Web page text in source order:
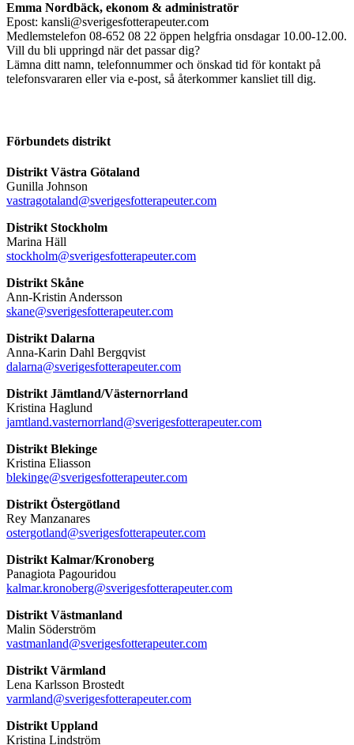
Emma Nordbäck, ekonom & administratör
Epost: kansli@sverigesfotterapeuter.com
Medlemstelefon 08-652 08 22 öppen helgfria onsdagar 10.00-12.00.
Vill du bli uppringd när det passar dig?
Lämna ditt namn, telefonnummer och önskad tid för kontakt på
telefonsvararen eller via e-post, så återkommer kansliet till dig.
Förbundets distrikt
Distrikt Västra Götaland
Gunilla Johnson
vastragotaland@sverigesfotterapeuter.com
Distrikt Stockholm
Marina Häll
stockholm@sverigesfotterapeuter.com
Distrikt Skåne
Ann-Kristin Andersson
skane@sverigesfotterapeuter.com
Distrikt Dalarna
Anna-Karin Dahl Bergqvist
dalarna@sverigesfotterapeuter.com
Distrikt Jämtland/Västernorrland
Kristina Haglund
jamtland.vasternorrland@sverigesfotterapeuter.com
Distrikt Blekinge
Kristina Eliasson
blekinge@sverigesfotterapeuter.com
Distrikt Östergötland
Rey Manzanares
ostergotland@sverigesfotterapeuter.com
Distrikt Kalmar/Kronoberg
Panagiota Pagouridou
kalmar.kronoberg@sverigesfotterapeuter.com
Distrikt Västmanland
Malin Söderström
vastmanland@sverigesfotterapeuter.com
Distrikt Värmland
Lena Karlsson Brostedt
varmland@sverigesfotterapeuter.com
Distrikt Uppland
Kristina Lindström